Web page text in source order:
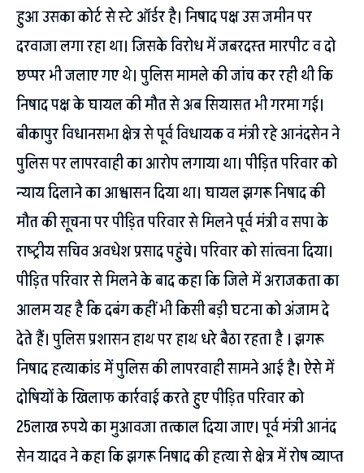
हुआ उसका कोर्ट से स्टे ऑर्डर है। निषाद पक्ष उस जमीन पर
दरवाजा लगा रहा था। जिसके विरोध में जबरदस्त मारपीट व दो
छप्पर भी जलाए गए थे। पुलिस मामले की जांच कर रही थी कि
निषाद पक्ष के घायल की मौत से अब सियासत भी गरमा गई।
बीकापुर विधानसभा क्षेत्र से पूर्व विधायक व मंत्री रहे आनंदसेन ने
पुलिस पर लापरवाही का आरोप लगाया था। पीड़ित परिवार को
न्याय दिलाने का आश्वासन दिया था। घायल झगरू निषाद की
मौत की सूचना पर पीड़ित परिवार से मिलने पूर्व मंत्री व सपा के
राष्ट्रीय सचिव अवधेश प्रसाद पहुंचे। परिवार को सांत्वना दिया।
पीड़ित परिवार से मिलने के बाद कहा कि जिले में अराजकता का
आलम यह है कि दबंग कहीं भी किसी बड़ी घटना को अंजाम दे
देते हैं। पुलिस प्रशासन हाथ पर हाथ धरे बैठा रहता है । झगरू
निषाद हत्याकांड में पुलिस की लापरवाही सामने आई है। ऐसे में
दोषियों के खिलाफ कार्रवाई करते हुए पीड़ित परिवार को
25लाख रुपये का मुआवजा तत्काल दिया जाए। पूर्व मंत्री आनंद
सेन यादव ने कहा कि झगरू निषाद की हत्या से क्षेत्र में रोष व्याप्त